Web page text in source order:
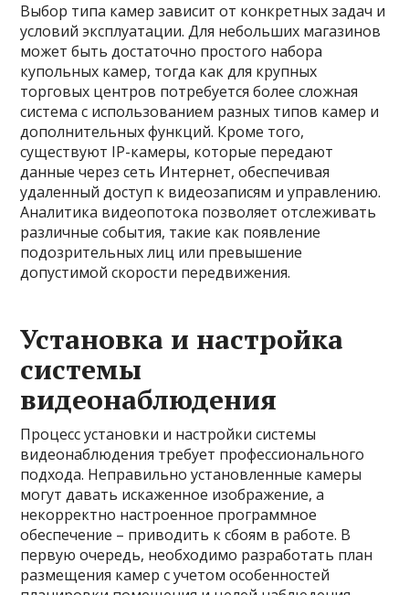
Выбор типа камер зависит от конкретных задач и
условий эксплуатации. Для небольших магазинов
может быть достаточно простого набора
купольных камер, тогда как для крупных
торговых центров потребуется более сложная
система с использованием разных типов камер и
дополнительных функций. Кроме того,
существуют IP-камеры, которые передают
данные через сеть Интернет, обеспечивая
удаленный доступ к видеозаписям и управлению.
Аналитика видеопотока позволяет отслеживать
различные события, такие как появление
подозрительных лиц или превышение
допустимой скорости передвижения.
Установка и настройка
системы
видеонаблюдения
Процесс установки и настройки системы
видеонаблюдения требует профессионального
подхода. Неправильно установленные камеры
могут давать искаженное изображение, а
некорректно настроенное программное
обеспечение – приводить к сбоям в работе. В
первую очередь, необходимо разработать план
размещения камер с учетом особенностей